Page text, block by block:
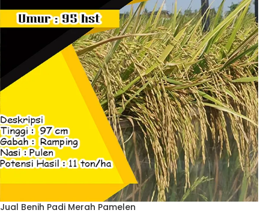
Jual Benih Padi Merah Pamelen